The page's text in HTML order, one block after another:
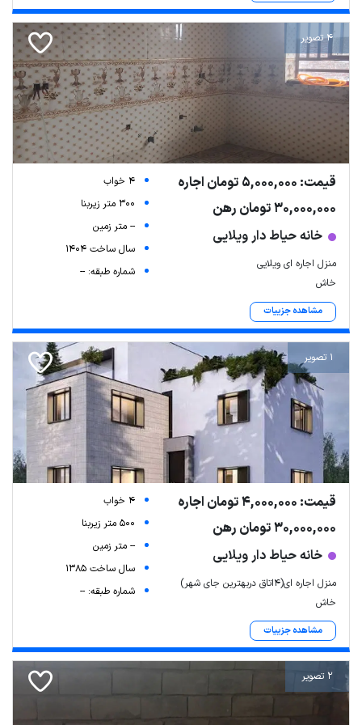
4 تصویر
قیمت: 5,000,000 تومان اجاره
30,000,000 تومان رهن
خانه حیاط دار ویلایی
منزل اجاره ای ویلایی
خاش
مشاهده جزییات
4 خواب
300 متر زیربنا
-- متر زمین
سال ساخت 1404
شماره طبقه: --
1 تصویر
قیمت: 4,000,000 تومان اجاره
30,000,000 تومان رهن
خانه حیاط دار ویلایی
منزل اجاره ای(4اتاق دربهترین جای شهر)
خاش
مشاهده جزییات
4 خواب
500 متر زیربنا
-- متر زمین
سال ساخت 1385
شماره طبقه: --
2 تصویر